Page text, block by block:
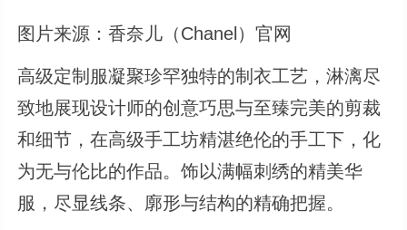
图片来源：香奈儿（Chanel）官网
高级定制服凝聚珍罕独特的制衣工艺，淋漓尽
致地展现设计师的创意巧思与至臻完美的剪裁
和细节，在高级手工坊精湛绝伦的手工下，化
为无与伦比的作品。饰以满幅刺绣的精美华
服，尽显线条、廓形与结构的精确把握。